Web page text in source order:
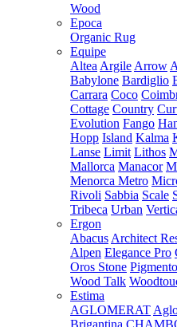
Wood
Epoca
Organic Rug
Equipe
Altea Argile Arrow
Babylone Bardiglio
Carrara Coco
Cottage Country
Evolution Fango
Hopp Island Kalma
Lanse Limit Lithos
Mallorca Manacor
Menorca Metro
Rivoli Sabbia Scale
Tribeca Urban
Ergon
Abacus Architect
Alpen Elegance Pro
Oros Stone Pigmento
Wood Talk
Estima
AGLOMERAT